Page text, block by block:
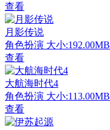
查看
月影传说
角色扮演 大小:192.00MB
查看
大航海时代4
角色扮演 大小:113.00MB
查看